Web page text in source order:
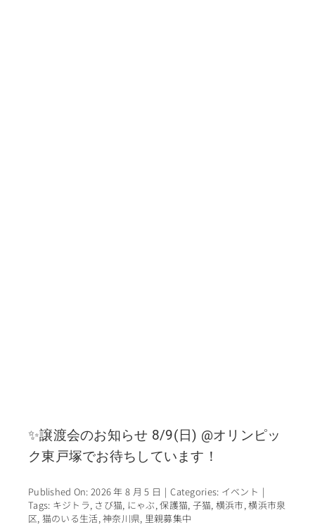
✨譲渡会のお知らせ 8/9(日) @オリンピッ
ク東戸塚でお待ちしています！
Published On: 2026 年 8 月 5 日 | Categories: イベント |
Tags: キジトラ, さび猫, にゃぶ,保護猫, 子猫, 横浜市,横浜市泉
区, 猫のいる生活,神奈川県, 里親募集中